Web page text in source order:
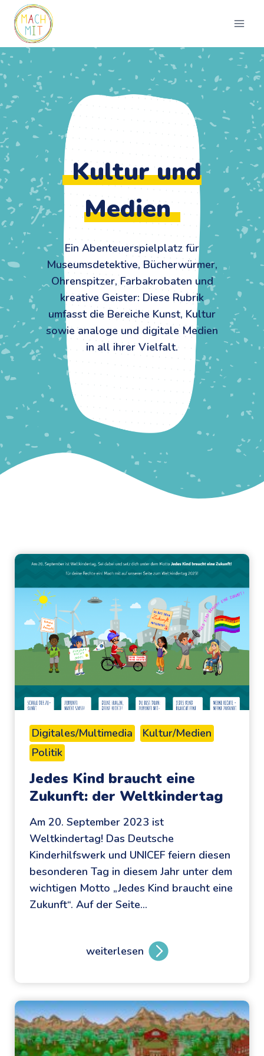
Zum
Inhalt
springen
Kultur und
Medien
Ein Abenteuerspielplatz für
Museumsdetektive, Bücherwürmer,
Ohrenspitzer, Farbakrobaten und
kreative Geister: Diese Rubrik
umfasst die Bereiche Kunst, Kultur
sowie analoge und digitale Medien
in all ihrer Vielfalt.
Digitales/Multimedia
Kultur/Medien
Politik
Jedes Kind braucht eine
Zukunft: der Weltkindertag
Am 20. September 2023 ist
Weltkindertag! Das Deutsche
Kinderhilfswerk und UNICEF feiern diesen
besonderen Tag in diesem Jahr unter dem
wichtigen Motto „Jedes Kind braucht eine
Zukunft“. Auf der Seite…
weiterlesen
J
e
s
K